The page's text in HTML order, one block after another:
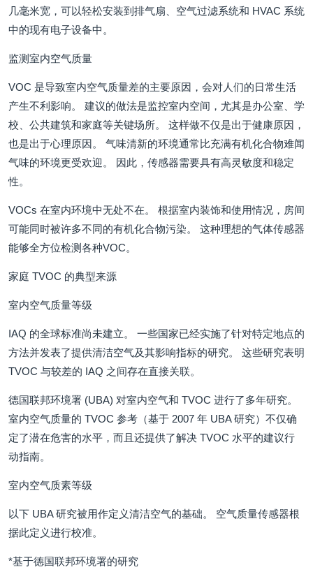
几毫米宽，可以轻松安装到排气扇、空气过滤系统和 HVAC 系统
中的现有电子设备中。
监测室内空气质量
VOC 是导致室内空气质量差的主要原因，会对人们的日常生活
产生不利影响。 建议的做法是监控室内空间，尤其是办公室、学
校、公共建筑和家庭等关键场所。 这样做不仅是出于健康原因，
也是出于心理原因。 气味清新的环境通常比充满有机化合物难闻
气味的环境更受欢迎。 因此，传感器需要具有高灵敏度和稳定
性。
VOCs 在室内环境中无处不在。 根据室内装饰和使用情况，房间
可能同时被许多不同的有机化合物污染。 这种理想的气体传感器
能够全方位检测各种VOC。
家庭 TVOC 的典型来源
室内空气质量等级
IAQ 的全球标准尚未建立。 一些国家已经实施了针对特定地点的
方法并发表了提供清洁空气及其影响指标的研究。 这些研究表明
TVOC 与较差的 IAQ 之间存在直接关联。
德国联邦环境署 (UBA) 对室内空气和 TVOC 进行了多年研究。
室内空气质量的 TVOC 参考（基于 2007 年 UBA 研究）不仅确
定了潜在危害的水平，而且还提供了解决 TVOC 水平的建议行
动指南。
室内空气质素等级
以下 UBA 研究被用作定义清洁空气的基础。 空气质量传感器根
据此定义进行校准。
*基于德国联邦环境署的研究